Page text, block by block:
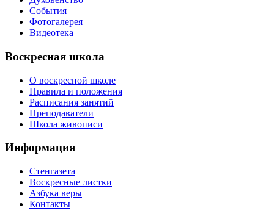
События
Фотогалерея
Видеотека
Воскресная школа
О воскресной школе
Правила и положения
Расписания занятий
Преподаватели
Школа живописи
Информация
Стенгазета
Воскресные листки
Азбука веры
Контакты